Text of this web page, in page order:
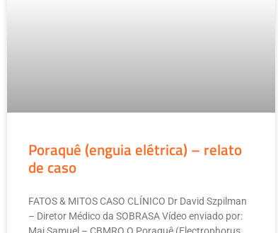
Poraquê (enguia elétrica) – relato
de caso
FATOS & MITOS CASO CLÍNICO Dr David Szpilman
– Diretor Médico da SOBRASA Vídeo enviado por:
Maj Samuel – CBMRO O Poraquê (Electrophorus